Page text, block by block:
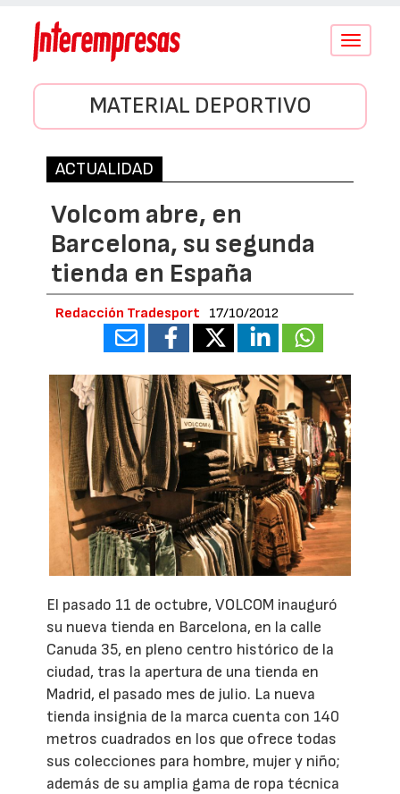
Conmutar
MATERIAL DEPORTIVO
ACTUALIDAD
Volcom abre, en
Barcelona, su segunda
tienda en España
Redacción Tradesport 17/10/2012
El pasado 11 de octubre, VOLCOM inauguró
su nueva tienda en Barcelona, en la calle
Canuda 35, en pleno centro histórico de la
ciudad, tras la apertura de una tienda en
Madrid, el pasado mes de julio. La nueva
tienda insignia de la marca cuenta con 140
metros cuadrados en los que ofrece todas
sus colecciones para hombre, mujer y niño;
además de su amplia gama de ropa técnica